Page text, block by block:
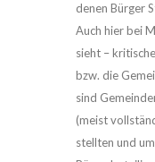
denen Bürger
Auch hier bei
sieht –
bzw. die
sind
(meist
stellten und